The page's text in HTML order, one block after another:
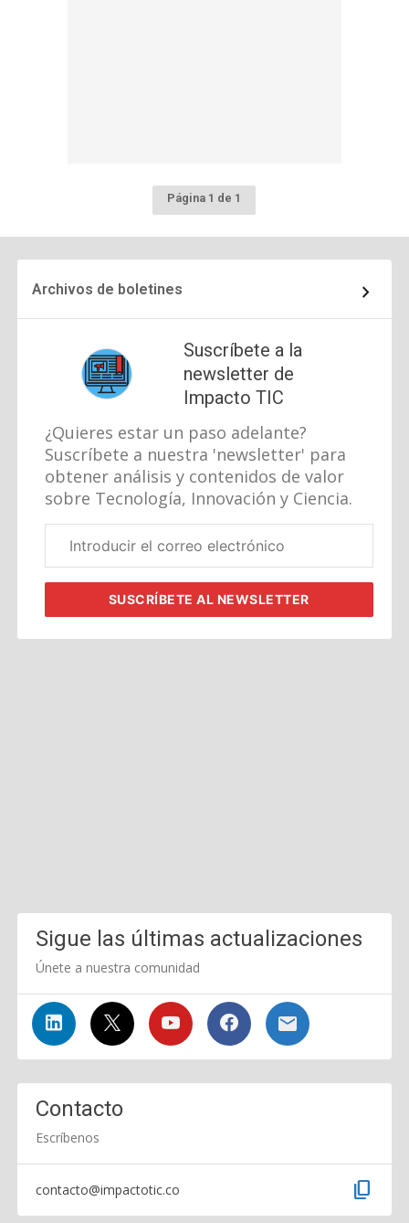
Página 1 de 1
Archivos de boletines
Suscríbete a la
newsletter de
Impacto TIC
¿Quieres estar un paso adelante?
Suscríbete a nuestra 'newsletter' para
obtener análisis y contenidos de valor
sobre Tecnología, Innovación y Ciencia.
electrónico
SUSCRÍBETEAL NEWSLETTER
Sigue las últimas actualizaciones
Únete a nuestra comunidad
Contacto
Escríbenos
contacto@impactotic.co content_copy